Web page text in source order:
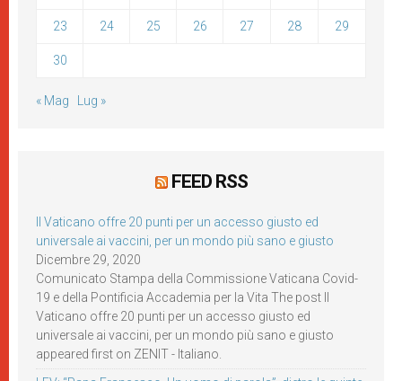
23 24 25 26 27 28 29
30
« Mag Lug »
FEED RSS
Il Vaticano offre 20 punti per un accesso giusto ed
universale ai vaccini, per un mondo più sano e giusto
Dicembre 29, 2020
Comunicato Stampa della Commissione Vaticana Covid-
19 e della Pontificia Accademia per la Vita The post Il
Vaticano offre 20 punti per un accesso giusto ed
universale ai vaccini, per un mondo più sano e giusto
appeared first on ZENIT - Italiano.